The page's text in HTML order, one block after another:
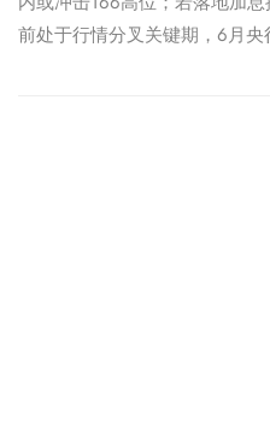
前处于行情分叉关键期，6月